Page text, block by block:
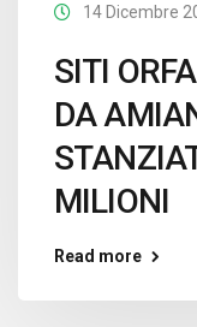
14 Dicembre
SITI
DA
MILIONI
Read more